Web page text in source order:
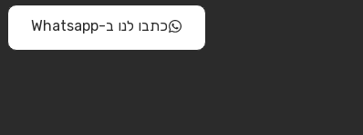
כתבו לנו ב-Whatsapp